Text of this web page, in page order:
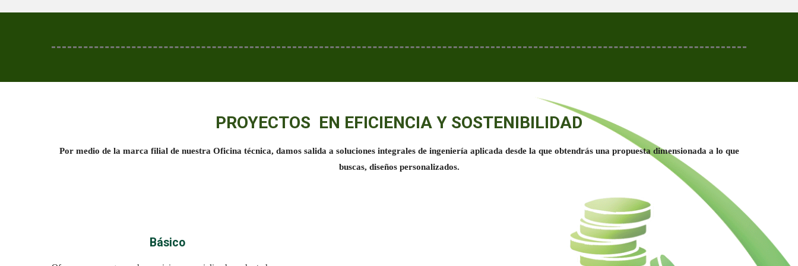
PROYECTOS EN EFICIENCIA Y SOSTENIBILIDAD
Por medio de la marca filial de nuestra Oficina técnica, damos salida a soluciones integrales de ingeniería aplicada desde la que obtendrás una propuesta dimensionada a lo que
buscas, diseños personalizados.
Básico